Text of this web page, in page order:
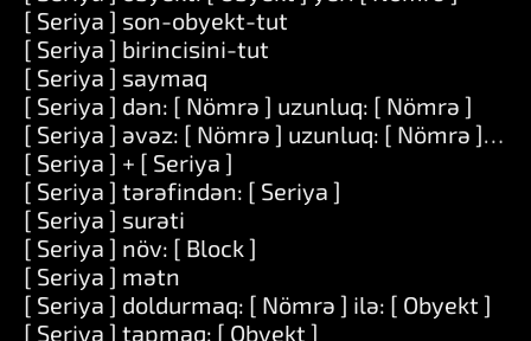
[ Seriya ] son-obyekt-tut
[ Seriya ] birincisini-tut
[ Seriya ] saymaq
[ Seriya ] dən: [ Nömrə ] uzunluq: [ Nömrə ]
[ Seriya ] əvəz: [ Nömrə ] uzunluq: [ Nömrə ] ilə:
[ Seriya ] + [ Seriya ]
[ Seriya ] tərəfindən: [ Seriya ]
[ Seriya ] surəti
[ Seriya ] növ: [ Block ]
[ Seriya ] mətn
[ Seriya ] doldurmaq: [ Nömrə ] ilə: [ Obyekt ]
[ Seriya ] tapmaq: [ Obyekt ]